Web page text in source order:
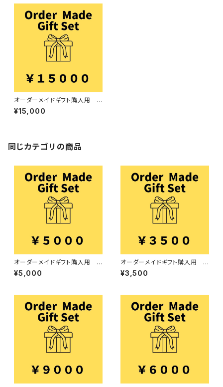
オーダーメイドギフト購入用 1
5000円
¥15,000
同じカテゴリの商品
オーダーメイドギフト購入用 5
000円
¥5,000
オーダーメイドギフト購入用 3
500円
¥3,500